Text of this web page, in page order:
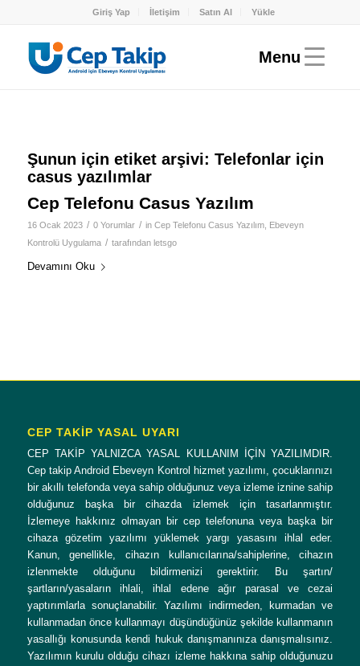
Giriş Yap İletişim Satın Al Yükle
Şunun için etiket arşivi: Telefonlar için
casus yazılımlar
Cep Telefonu Casus Yazılım
16 Ocak 2023 / 0 Yorumlar / in Cep Telefonu Casus Yazılım, Ebeveyn
Kontrolü Uygulama / tarafından letsgo
Devamını Oku
CEP TAKİP YASAL UYARI
CEP TAKİP YALNIZCA YASAL KULLANIM İÇİN YAZILIMDIR.
Cep takip Android Ebeveyn Kontrol hizmet yazılımı, çocuklarınızı
bir akıllı telefonda veya sahip olduğunuz veya izleme iznine sahip
olduğunuz başka bir cihazda izlemek için tasarlanmıştır.
İzlemeye hakkınız olmayan bir cep telefonuna veya başka bir
cihaza gözetim yazılımı yüklemek yargı yasasını ihlal eder.
Kanun, genellikle, cihazın kullanıcılarına/sahiplerine, cihazın
izlenmekte olduğunu bildirmenizi gerektirir. Bu şartın/
şartların/yasaların ihlali, ihlal edene ağır parasal ve cezai
yaptırımlarla sonuçlanabilir. Yazılımı indirmeden, kurmadan ve
kullanmadan önce kullanmayı düşündüğünüz şekilde kullanmanın
yasallığı konusunda kendi hukuk danışmanınıza danışmalısınız.
Yazılımın kurulu olduğu cihazı izleme hakkına sahip olduğunuzu